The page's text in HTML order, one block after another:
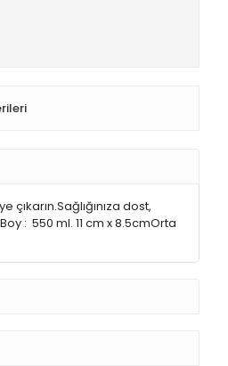
dost,
: 550 ml. 11 cm x 8.5cmOrta